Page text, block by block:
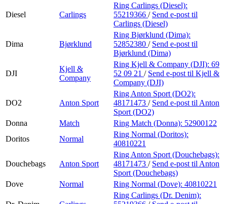
Diesel Carlings
Ring Carlings (Diesel):
55219366 / Send e-post til
Carlings (Diesel)
Dima Bjørklund
Ring Bjørklund (Dima):
52852380 / Send e-post til
Bjørklund (Dima)
DJI
Kjell &
Company
Ring Kjell & Company (DJI): 69
52 09 21 / Send e-post til Kjell &
Company (DJI)
DO2 Anton Sport
Ring Anton Sport (DO2):
48171473 / Send e-post til Anton
Sport (DO2)
Donna
Match Ring Match (Donna): 52900122
Doritos
Normal
Ring Normal (Doritos):
40810221
Douchebags Anton Sport
Ring Anton Sport (Douchebags):
48171473 / Send e-post til Anton
Sport (Douchebags)
Dove
Normal Ring Normal (Dove): 40810221
Ring Carlings (Dr. Denim):